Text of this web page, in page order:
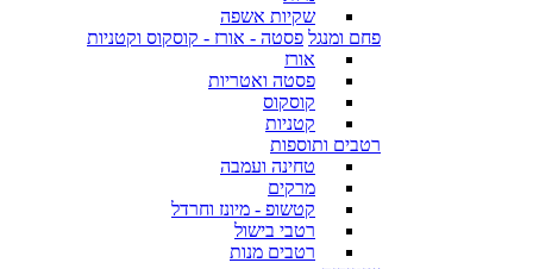
שקיות אשפה
פחם ומנגל פסטה - אורז - קוסקוס וקטניות
אורז
פסטה ואטריות
קוסקוס
קטניות
רטבים ותוספות
טחינה ועמבה
מרקים
קטשופ - מיונז וחרדל
רטבי בישול
רטבים מנות